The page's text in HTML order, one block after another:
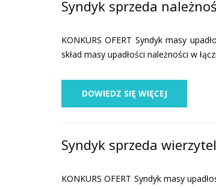
Syndyk sprzeda
KONKURS OFERT Syndyk masy
skład masy upadłości należności w
DOWIEDZ SIĘ WIĘCEJ
Syndyk sprzeda
KONKURS OFERT Syndyk masy